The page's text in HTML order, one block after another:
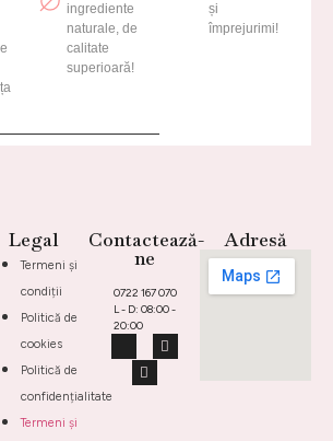
ingrediente
naturale, de
calitate
superioară!
și
împrejurimi!
Contactează-
ne
0722 167 070
L - D: 08:00 -
20:00
Legal
Termeni și
condiții
Politică de
cookies
Politică de
confidențialitate
Termeni și
Adresă